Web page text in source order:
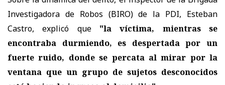
Investigadora de Robos (BIRO) de la PDI, Esteban
Castro, explicó que "la víctima, mientras se
encontraba durmiendo, es despertada por un
fuerte ruido, donde se percata al mirar por la
ventana que un grupo de sujetos desconocidos